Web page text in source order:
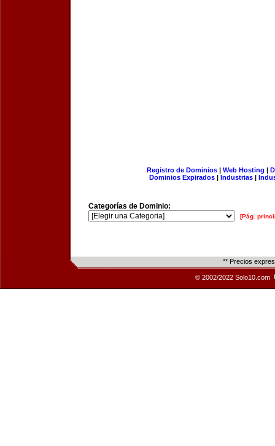
Registro de Dominios| Web Hosting |
Dominios Expirados | Industrias |
Categorías de Dominio:
[Pág.
** Precios
© 2002/2022 Solo10.com